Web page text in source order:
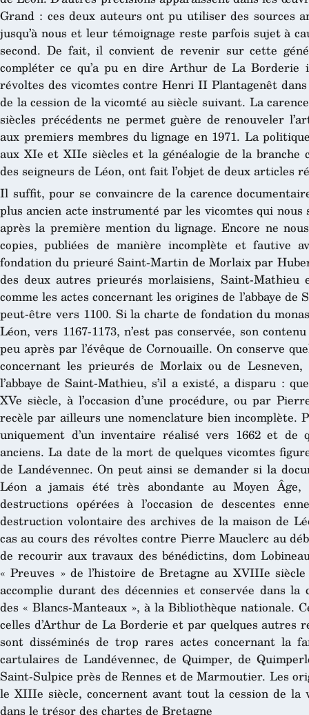
Grand : ces deux auteurs ont pu utiliser des sources
jusqu’à nous et leur témoignage reste parfois sujet à
second. De fait, il convient de revenir sur cette
compléter ce qu’a pu en dire Arthur de La Borderie
révoltes des vicomtes contre Henri II Plantagenêt
de la cession de la vicomté au siècle suivant. La
siècles précédents ne permet guère de renouveler
aux premiers membres du lignage en 1971. La
aux XIe et XIIe siècles et la généalogie de la branche
des seigneurs de Léon, ont fait l’objet de deux articles
Il suffit, pour se convaincre de la carence
plus ancien acte instrumenté par les vicomtes qui nous
après la première mention du lignage. Encore ne
copies, publiées de manière incomplète et fautive
fondation du prieuré Saint-Martin de Morlaix par
des deux autres prieurés morlaisiens, Saint-
comme les actes concernant les origines de l’abbaye
peut-être vers 1100. Si la charte de fondation du
Léon, vers 1167-1173, n’est pas conservée, son
peu après par l’évêque de Cornouaille. On conserve
concernant les prieurés de Morlaix ou de
l’abbaye de Saint-Mathieu, s’il a existé, a disparu :
XVe siècle, à l’occasion d’une procédure, ou par
recèle par ailleurs une nomenclature bien incomplète.
uniquement d’un inventaire réalisé vers 1662 et de
anciens. La date de la mort de quelques vicomtes
de Landévennec. On peut ainsi se demander si la
Léon a jamais été très abondante au Moyen Âge,
destructions opérées à l’occasion de descentes
destruction volontaire des archives de la maison de
cas au cours des révoltes contre Pierre Mauclerc au
de recourir aux travaux des bénédictins, dom
« Preuves » de l’histoire de Bretagne au XVIIIe
accomplie durant des décennies et conservée dans
des « Blancs-Manteaux », à la Bibliothèque nationale.
celles d’Arthur de La Borderie et par quelques autres
sont disséminés de trop rares actes concernant la
cartulaires de Landévennec, de Quimper, de
Saint-Sulpice près de Rennes et de Marmoutier. Les
le XIIIe siècle, concernent avant tout la cession de la
dans le trésor des chartes de Bretagne